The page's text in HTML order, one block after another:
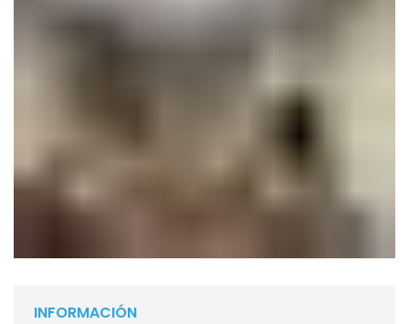
INFORMACIÓN